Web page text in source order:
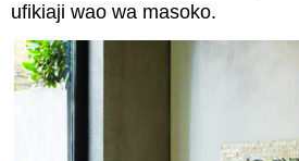
ufikiaji wao wa masoko.